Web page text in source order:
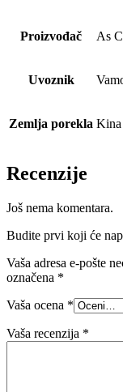
Proizvođač As
Uvoznik
Zemlja porekla Kina
Recenzije
Još nema komentara.
Budite prvi koji će
Vaša adresa e-pošte
označena *
Vaša ocena *
Vaša recenzija *